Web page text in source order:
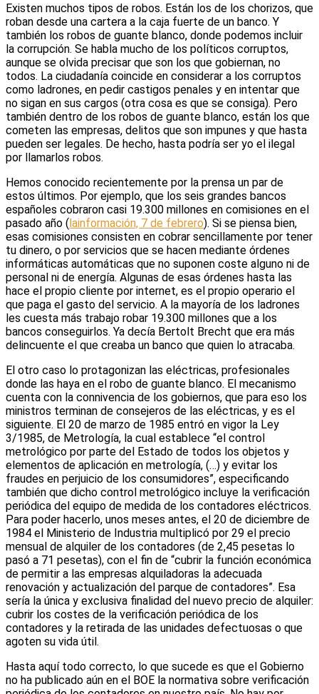
Existen muchos tipos de robos. Están los de los chorizos, que
roban desde una cartera a la caja fuerte de un banco. Y
también los robos de guante blanco, donde podemos incluir
la corrupción. Se habla mucho de los políticos corruptos,
aunque se olvida precisar que son los que gobiernan, no
todos. La ciudadanía coincide en considerar a los corruptos
como ladrones, en pedir castigos penales y en intentar que
no sigan en sus cargos (otra cosa es que se consiga). Pero
también dentro de los robos de guante blanco, están los que
cometen las empresas, delitos que son impunes y que hasta
pueden ser legales. De hecho, hasta podría ser yo el ilegal
por llamarlos robos.
Hemos conocido recientemente por la prensa un par de
estos últimos. Por ejemplo, que los seis grandes bancos
españoles cobraron casi 19.300 millones en comisiones en el
pasado año (lainformación, 7 de febrero). Si se piensa bien,
esas comisiones consisten en cobrar sencillamente por tener
tu dinero, o por servicios que se hacen mediante órdenes
informáticas automáticas que no suponen coste alguno ni de
personal ni de energía. Algunas de esas órdenes hasta las
hace el propio cliente por internet, es el propio operario el
que paga el gasto del servicio. A la mayoría de los ladrones
les cuesta más trabajo robar 19.300 millones que a los
bancos conseguirlos. Ya decía Bertolt Brecht que era más
delincuente el que creaba un banco que quien lo atracaba.
El otro caso lo protagonizan las eléctricas, profesionales
donde las haya en el robo de guante blanco. El mecanismo
cuenta con la connivencia de los gobiernos, que para eso los
ministros terminan de consejeros de las eléctricas, y es el
siguiente. El 20 de marzo de 1985 entró en vigor la Ley
3/1985, de Metrología, la cual establece “el control
metrológico por parte del Estado de todos los objetos y
elementos de aplicación en metrología, (…) y evitar los
fraudes en perjuicio de los consumidores”, especificando
también que dicho control metrológico incluye la verificación
periódica del equipo de medida de los contadores eléctricos.
Para poder hacerlo, unos meses antes, el 20 de diciembre de
1984 el Ministerio de Industria multiplicó por 29 el precio
mensual de alquiler de los contadores (de 2,45 pesetas lo
pasó a 71 pesetas), con el fin de “cubrir la función económica
de permitir a las empresas alquiladoras la adecuada
renovación y actualización del parque de contadores”. Esa
sería la única y exclusiva finalidad del nuevo precio de alquiler:
cubrir los costes de la verificación periódica de los
contadores y la retirada de las unidades defectuosas o que
agoten su vida útil.
Hasta aquí todo correcto, lo que sucede es que el Gobierno
no ha publicado aún en el BOE la normativa sobre verificación